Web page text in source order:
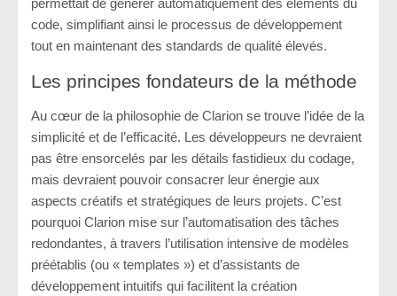
permettait de générer automatiquement des éléments du
code, simplifiant ainsi le processus de développement
tout en maintenant des standards de qualité élevés.
Les principes fondateurs de la méthode
Au cœur de la philosophie de Clarion se trouve l’idée de la
simplicité et de l’efficacité. Les développeurs ne devraient
pas être ensorcelés par les détails fastidieux du codage,
mais devraient pouvoir consacrer leur énergie aux
aspects créatifs et stratégiques de leurs projets. C’est
pourquoi Clarion mise sur l’automatisation des tâches
redondantes, à travers l’utilisation intensive de modèles
préétablis (ou « templates ») et d’assistants de
développement intuitifs qui facilitent la création